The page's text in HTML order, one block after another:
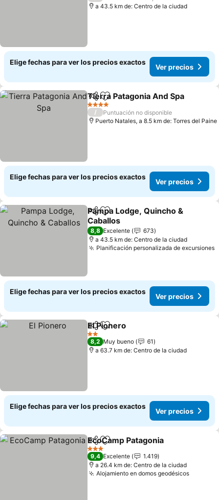
a 43.5 km de: Centro de la ciudad
Elige fechas para ver los precios exactos
Ver precios
Compartir
Agregar a favoritos
Tierra Patagonia And Spa
4 Estrellas
/
Puntuación no disponible
Puerto Natales, a 8.5 km de: Torres del Paine
Elige fechas para ver los precios exactos
Ver precios
CompartirAgregar a favoritos
Pampa Lodge, Quincho &
Caballos
8,8 Excelente
673
a 43.5 km de: Centro de la ciudad
Planificación personalizada de excursiones
Elige fechas para ver los precios exactos
Ver precios
CompartirAgregar a favoritos
El Pionero
2 Estrellas
8,2 Muy bueno
61
a 63.7 km de: Centro de la ciudad
Elige fechas para ver los precios exactos
Ver precios
CompartirAgregar a favoritos
EcoCamp Patagonia
3 Estrellas
9,4 Excelente
1.419
a 26.4 km de: Centro de la ciudad
Alojamiento en domos geodésicos